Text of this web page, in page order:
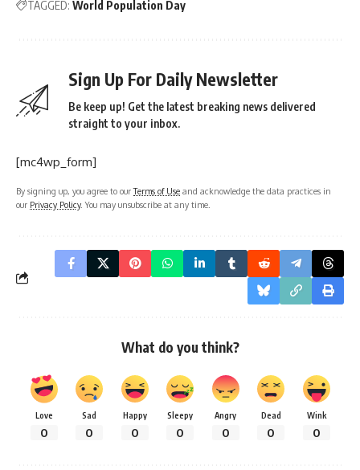
TAGGED: World Population Day
Sign Up For Daily Newsletter
Be keep up! Get the latest breaking news delivered
straight to your inbox.
[mc4wp_form]
By signing up, you agree to ourTerms of Use and acknowledge the data practices in
our Privacy Policy. You may unsubscribe at any time.
What do you think?
Love
0
Sad
0
Happy
0
Sleepy
0
Angry
0
Dead
0
Wink
0